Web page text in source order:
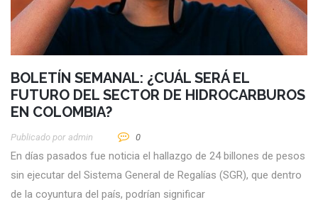
BOLETÍN SEMANAL: ¿CUÁL SERÁ EL
FUTURO DEL SECTOR DE HIDROCARBUROS
EN COLOMBIA?
Publicado por Admin 0
En días pasados fue noticia el hallazgo de 24 billones de pesos
sin ejecutar del Sistema General de Regalías (SGR), que dentro
de la coyuntura del país, podrían significar